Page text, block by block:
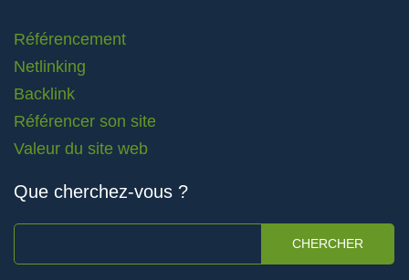
Référencement
Netlinking
Backlink
Référencer son site
Valeur du site web
Que cherchez-vous ?
CHERCHER